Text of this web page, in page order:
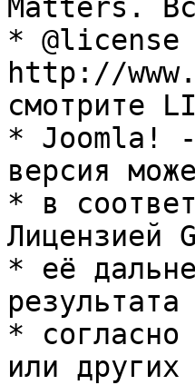
Matters.
* @license
http://
смотрите
* Joomla! -
версия
* в
Лицензией
* её
* согласно
или